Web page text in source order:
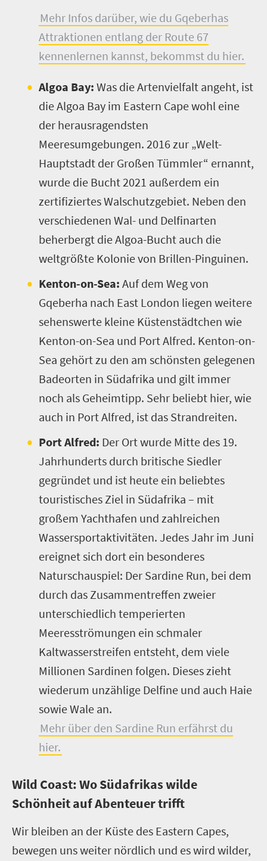
Mehr Infos darüber, wie du Gqeberhas
Attraktionen entlang der Route 67
kennenlernen kannst, bekommst du hier.
Algoa Bay: Was die Artenvielfalt angeht, ist
die Algoa Bay im Eastern Cape wohl eine
der herausragendsten
Meeresumgebungen. 2016 zur „Welt-
Hauptstadt der Großen Tümmler“ ernannt,
wurde die Bucht 2021 außerdem ein
zertifiziertes Walschutzgebiet. Neben den
verschiedenen Wal- und Delfinarten
beherbergt die Algoa-Bucht auch die
weltgrößte Kolonie von Brillen-Pinguinen.
Kenton-on-Sea: Auf dem Weg von
Gqeberha nach East London liegen weitere
sehenswerte kleine Küstenstädtchen wie
Kenton-on-Sea und Port Alfred. Kenton-on-
Sea gehört zu den am schönsten gelegenen
Badeorten in Südafrika und gilt immer
noch als Geheimtipp. Sehr beliebt hier, wie
auch in Port Alfred, ist das Strandreiten.
Port Alfred: Der Ort wurde Mitte des 19.
Jahrhunderts durch britische Siedler
gegründet und ist heute ein beliebtes
touristisches Ziel in Südafrika – mit
großem Yachthafen und zahlreichen
Wassersportaktivitäten. Jedes Jahr im Juni
ereignet sich dort ein besonderes
Naturschauspiel: Der Sardine Run, bei dem
durch das Zusammentreffen zweier
unterschiedlich temperierten
Meeresströmungen ein schmaler
Kaltwasserstreifen entsteht, dem viele
Millionen Sardinen folgen. Dieses zieht
wiederum unzählige Delfine und auch Haie
sowie Wale an.
Mehr über den Sardine Run erfährst du
hier.
Wild Coast: Wo Südafrikas wilde
Schönheit auf Abenteuer trifft
Wir bleiben an der Küste des Eastern Capes,
bewegen uns weiter nördlich und es wird wilder,